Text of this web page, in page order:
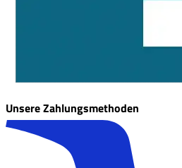
Unsere Zahlungsmethoden